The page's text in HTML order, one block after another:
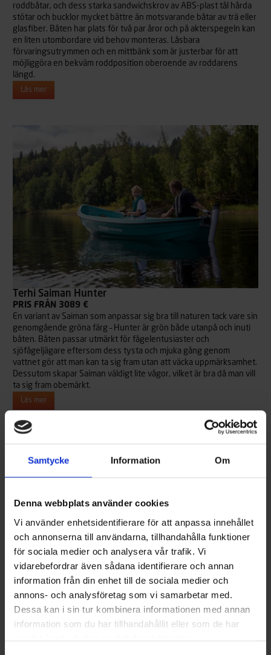
Samtycke Information Om
Denna webbplats använder cookies
Vi använder enhetsidentifierare för att anpassa innehållet
och annonserna till användarna, tillhandahålla funktioner
för sociala medier och analysera vår trafik. Vi
vidarebefordrar även sådana identifierare och annan
information från din enhet till de sociala medier och
annons- och analysföretag som vi samarbetar med.
Dessa kan i sin tur kombinera informationen med annan
information som du har tillhandahållit eller som de har
samlat in när du har använt deras tjänster.
roddbåtar, och dess starka sandwichskrov av ABS-plast tål hårda
stötar och bucklor mycket bättre än motsvarande båtar av trä eller
glasfiber. Båten har plats för två par åror och på akterspegeln kan
en liten utombordare vid behov monteras. Låsbara
förvaringsutrymmen och en mittbänk som är justerbar för att
möjliggöra en bekväm roddposition oberoende av roddarens
längd.
Läs mer
Terhi Saiman Hunter
PRIS FRÅN 3089 €
En variant av Saiman som anpassar sig bra till naturen tack vare sin
genomgående gröna färg – Hunter är grön både utanpå och inuti
båten. Båten passar utmärkt för fågelentusiaster och
sjöfågeljägare eftersom dess tysta och mjuka gång genom
vattnet gör att man kan ta sig fram utan att väcka uppmärksamhet.
Dessutom skapar Saiman väldigt lite vågor, vilket är bra då man vill
ta sig fram obemärkt.
Läs mer
Terhi Saiman Solar
PRIS FRÅN 2590 €
En traditionell roddbåt som drivs av solenergi. Rätt
dimensionerade kvalitetstillbehör garanterar upp till tre timmars
körning. Saiman Solar är ett utmärkt paket för dig som bryr dig om